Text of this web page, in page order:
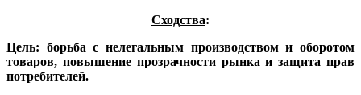
Сходства:
Цель: борьба с нелегальным производством и оборотом
товаров, повышение прозрачности рынка и защита прав
потребителей.